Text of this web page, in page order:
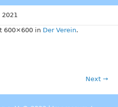
600×600 in Der Verein.
Next →